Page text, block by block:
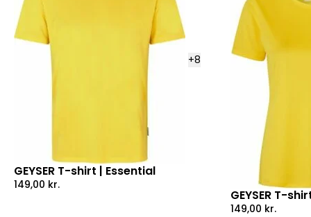
+8
GEYSER T-shirt | Essential
149,00 kr.
GEYSER T-
149,00 kr.